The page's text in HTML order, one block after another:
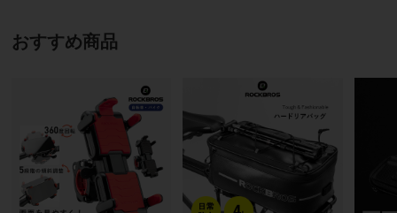
おすすめ商品